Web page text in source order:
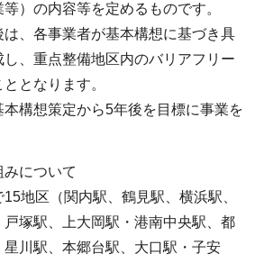
）の内容等を定めるものです。
、各事業者が基本構想に基づき具
、重点整備地区内のバリアフリー
となります。
構想策定から5年後を目標に事業を
みについて
地区（関内駅、鶴見駅、横浜駅、
塚駅、上大岡駅・港南中央駅、都
川駅、本郷台駅、大口駅・子安